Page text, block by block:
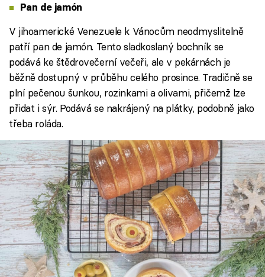
Pan de jamón
V jihoamerické Venezuele k Vánocům neodmyslitelně
patří pan de jamón. Tento sladkoslaný bochník se
podává ke štědrovečerní večeři, ale v pekárnách je
běžně dostupný v průběhu celého prosince. Tradičně se
plní pečenou šunkou, rozinkami a olivami, přičemž lze
přidat i sýr. Podává se nakrájený na plátky, podobně jako
třeba roláda.